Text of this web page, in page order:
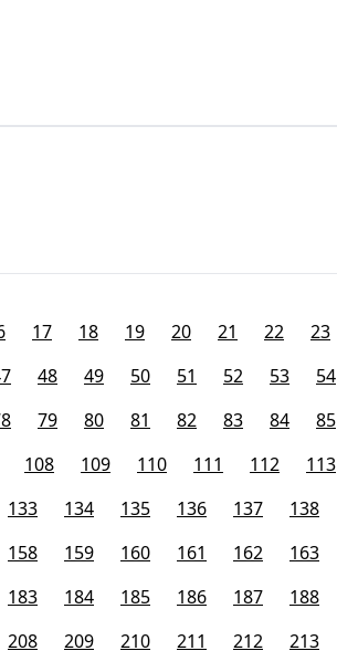
17 18 19 20 21 22 23
48 49 50 51 52 53 54
79 80 81 82 83 84 85
108 109 110 111 112 113
133 134 135 136 137 138
158 159 160 161 162 163
183 184 185 186 187 188
208 209 210 211 212 213